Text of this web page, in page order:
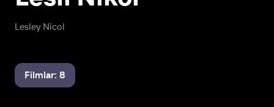
Lesley Nicol
Filmlar: 8